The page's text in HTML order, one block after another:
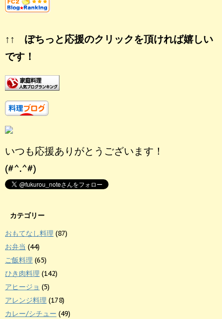
↑↑ ぽちっと応援のクリックを頂ければ嬉しい
です！
いつも応援ありがとうございます！
(#^.^#)
カテゴリー
おもてなし料理 (87)
お弁当 (44)
ご飯料理 (65)
ひき肉料理 (142)
アヒージョ (5)
アレンジ料理 (178)
カレー/シチュー (49)